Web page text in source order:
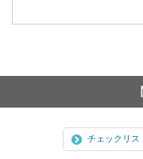
チェックリス